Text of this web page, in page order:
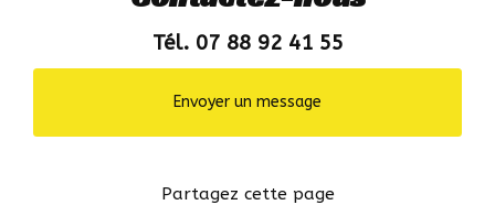
Tél. 07 88 92 41 55
Envoyer un message
Partagez cette page